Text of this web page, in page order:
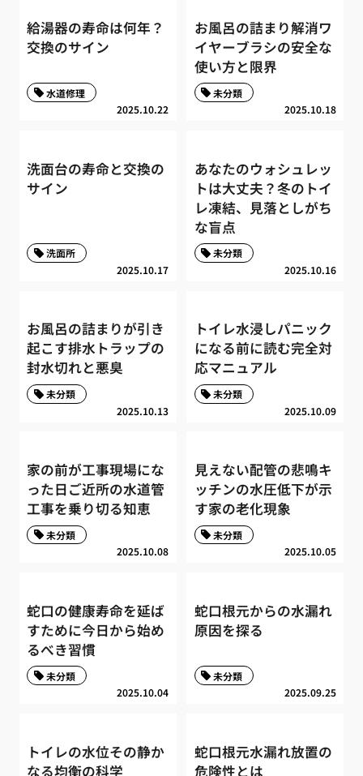
給湯器の寿命は何年？
交換のサイン
2025.10.22
水道修理
お風呂の詰まり解消ワ
イヤーブラシの安全な
使い方と限界
2025.10.18
未分類
洗面台の寿命と交換の
サイン
2025.10.17
洗面所
あなたのウォシュレッ
トは大丈夫？冬のトイ
レ凍結、見落としがち
な盲点
2025.10.16
未分類
お風呂の詰まりが引き
起こす排水トラップの
封水切れと悪臭
2025.10.13
未分類
トイレ水浸しパニック
になる前に読む完全対
応マニュアル
2025.10.09
未分類
家の前が工事現場にな
った日ご近所の水道管
工事を乗り切る知恵
2025.10.08
未分類
見えない配管の悲鳴キ
ッチンの水圧低下が示
す家の老化現象
2025.10.05
未分類
蛇口の健康寿命を延ば
すために今日から始め
るべき習慣
2025.10.04
未分類
蛇口根元からの水漏れ
原因を探る
2025.09.25
未分類
トイレの水位その静か
なる均衡の科学
蛇口根元水漏れ放置の
危険性とは